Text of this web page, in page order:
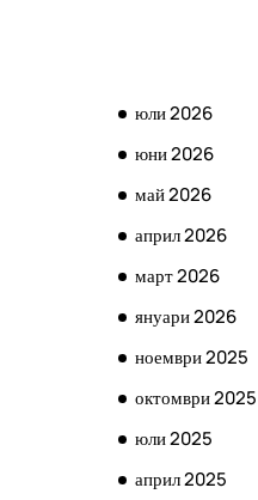
юли 2026
юни 2026
май 2026
април 2026
март 2026
януари 2026
ноември 2025
октомври 2025
юли 2025
април 2025